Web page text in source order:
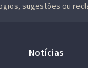
sugestões ou
Notícias